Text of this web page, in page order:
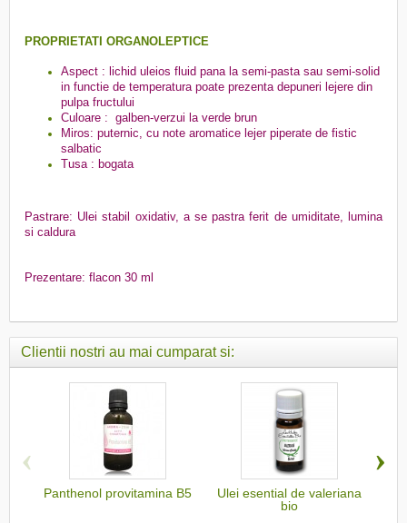
PROPRIETATI ORGANOLEPTICE
Aspect : lichid uleios fluid pana la semi-pasta sau semi-solid
in functie de temperatura poate prezenta depuneri lejere din
pulpa fructului
Culoare : galben-verzui la verde brun
Miros: puternic, cu note aromatice lejer piperate de fistic
salbatic
Tusa : bogata
Pastrare: Ulei stabil oxidativ, a se pastra ferit de umiditate, lumina
si caldura
Prezentare: flacon 30 ml
Clientii nostri au mai cumparat si:
Panthenol provitamina B5
Ulei esential de valeriana
bio
‹ ›